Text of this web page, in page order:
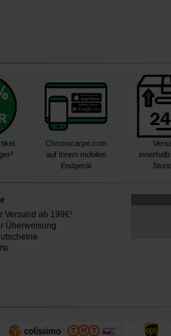
Chronocarpe.com
auf Ihrem mobilen
Endgerät
Versand ab 199€¹
Überweisung